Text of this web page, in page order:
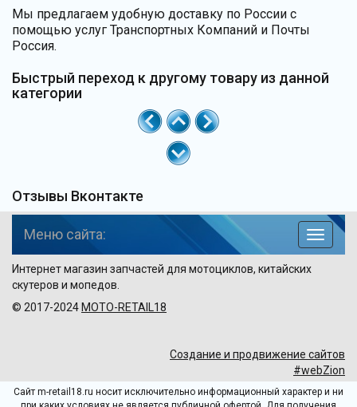
Мы предлагаем удобную доставку по России с
помощью услуг Транспортных Компаний и Почты
Россия.
Быстрый переход к другому товару из данной
категории
Отзывы Вконтакте
по
Меню сайта:
Интернет магазин запчастей для мотоциклов, китайских
скутеров и мопедов.
© 2017-2024 MOTO-RETAIL18
Создание и продвижение сайтов
#webZion
Сайт m-retail18.ru носит исключительно информационный характер и ни